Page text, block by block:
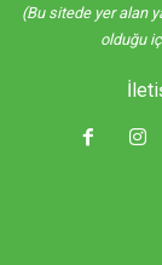
(Bu sitede yer alan
olduğu